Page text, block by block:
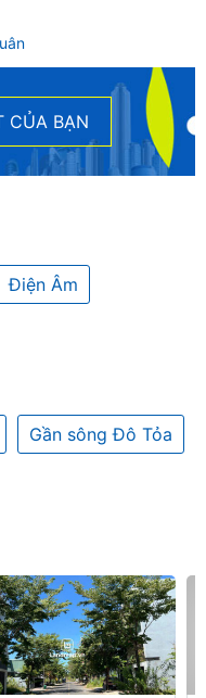
CỦA BẠN
Điện Âm
Gần sông Đô Tỏa